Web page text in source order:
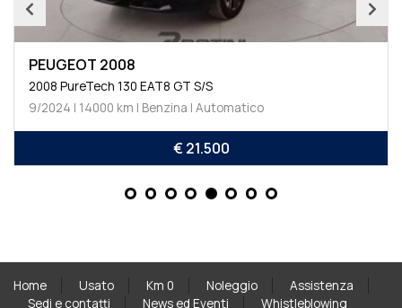
PEUGEOT 2008
2008 PureTech 130 EAT8 GT S/S
9/2024 | 14000 km | Benzina | Automatico
€ 21.500
Home Usato Km 0 Noleggio
Assistenza
Sedi e contatti
News ed Eventi Whistleblowing